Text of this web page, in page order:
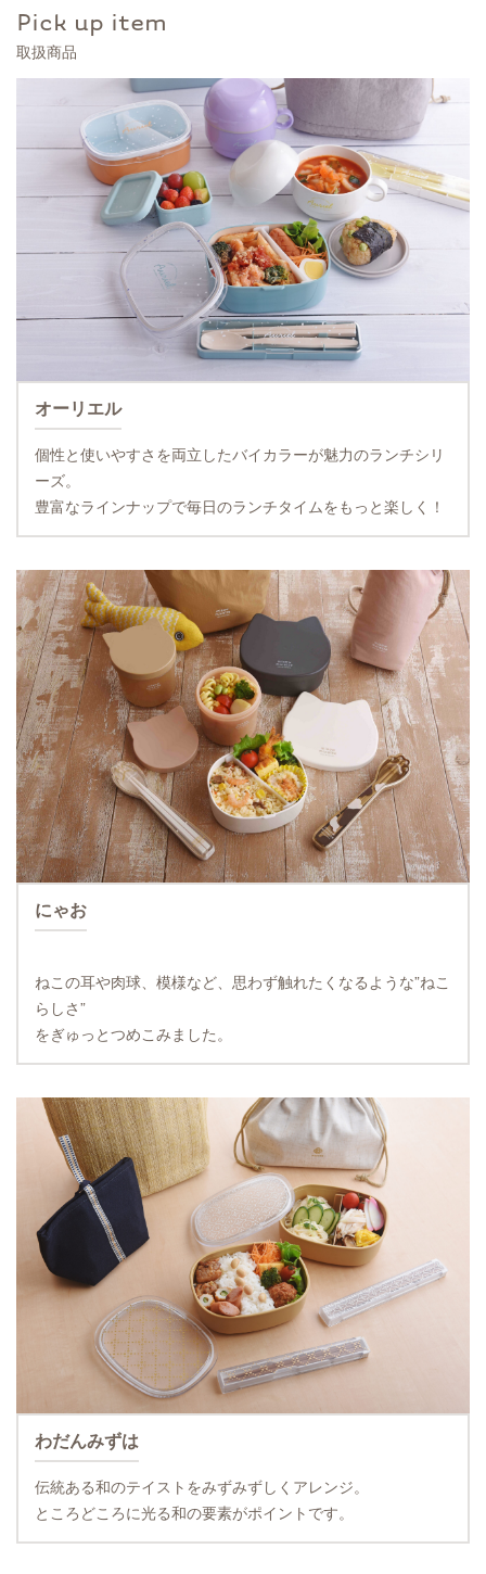
Pick up item
取扱商品
オーリエル
個性と使いやすさを両立したバイカラーが魅力のランチシリ
ーズ。
豊富なラインナップで毎日のランチタイムをもっと楽しく！
にゃお
ねこの耳や肉球、模様など、思わず触れたくなるような”ねこ
らしさ”
をぎゅっとつめこみました。
わだんみずは
伝統ある和のテイストをみずみずしくアレンジ。
ところどころに光る和の要素がポイントです。